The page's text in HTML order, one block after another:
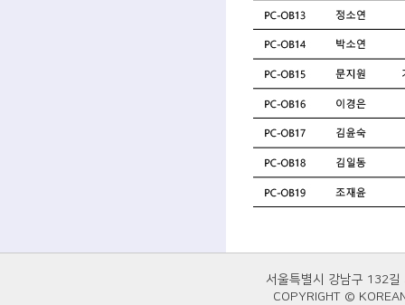
서울특별시 강남구 132
COPYRIGHT ©